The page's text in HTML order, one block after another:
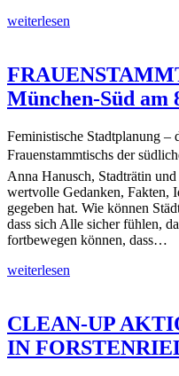
weiterlesen
München-Süd am
Feministische Stadtplanung –
Frauenstammtischs der
Anna Hanusch, Stadträtin
wertvolle Gedanken, Fakten,
gegeben hat. Wie können
dass sich Alle sicher fühlen,
fortbewegen können, dass…
weiterlesen
CLEAN-UP
IN